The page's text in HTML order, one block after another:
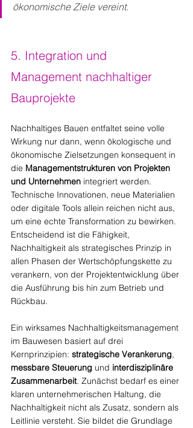
ökonomische Ziele vereint.
5. Integration und
Management nachhaltiger
Bauprojekte
Nachhaltiges Bauen entfaltet seine volle
Wirkung nur dann, wenn ökologische und
ökonomische Zielsetzungen konsequent in
die Managementstrukturen von Projekten
und Unternehmen integriert werden.
Technische Innovationen, neue Materialien
oder digitale Tools allein reichen nicht aus,
um eine echte Transformation zu bewirken.
Entscheidend ist die Fähigkeit,
Nachhaltigkeit als strategisches Prinzip in
allen Phasen der Wertschöpfungskette zu
verankern, von der Projektentwicklung über
die Ausführung bis hin zum Betrieb und
Rückbau.
Ein wirksames Nachhaltigkeitsmanagement
im Bauwesen basiert auf drei
Kernprinzipien: strategische Verankerung,
messbare Steuerung und interdisziplinäre
Zusammenarbeit. Zunächst bedarf es einer
klaren unternehmerischen Haltung, die
Nachhaltigkeit nicht als Zusatz, sondern als
Leitlinie versteht. Sie bildet die Grundlage